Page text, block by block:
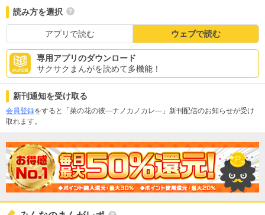
読み方を選択
アプリで読む ウェブで読む
専用アプリのダウンロード
サクサクまんがを読めて多機能！
新刊通知を受け取る
会員登録をすると「菜の花の彼―ナノカノカレ―」新刊配信のお知らせが受け
取れます。